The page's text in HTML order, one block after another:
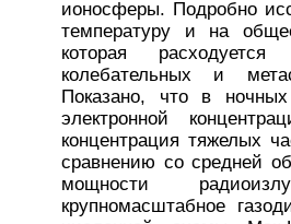
ионосферы. Подробно
температуру и на
которая
колебательных и
Показано, что в
электронной
концентрация тяжелых
сравнению со средней
мощности
крупномасштабное